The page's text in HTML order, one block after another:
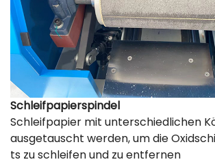
Schleifpapierspindel
Schleifpapier mit unterschiedlichen
ausgetauscht werden, um die
ts zu schleifen und zu entfernen